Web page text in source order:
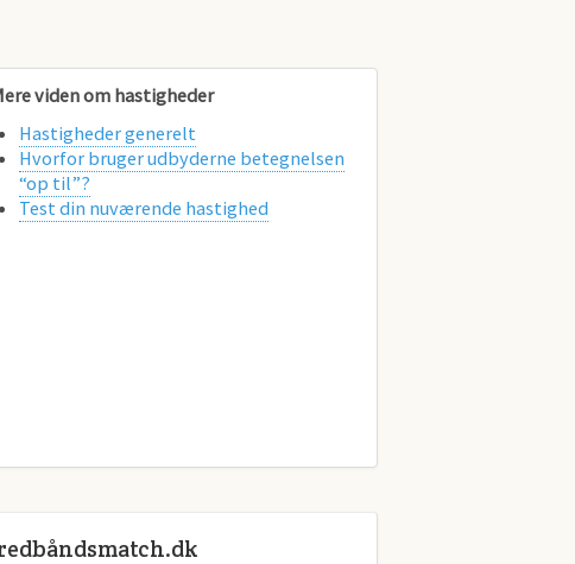
viden om hastigheder
Hastigheder generelt
Hvorfor bruger udbyderne betegnelsen
“op til”?
Test din nuværende hastighed